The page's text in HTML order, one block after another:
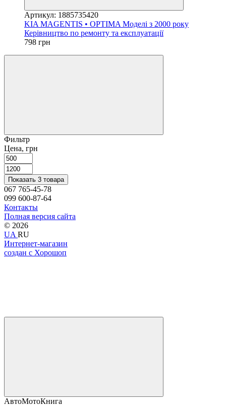
Артикул: 1885735420
KIA MAGENTIS • OPTIMA Моделі з 2000 року
Керівництво по ремонту та експлуатації
798 грн
Фильтр
Цена, грн
Показать 3 товара
067 765-45-78
099 600-87-64
Контакты
Полная версия сайта
© 2026
UA RU
Интернет-магазин
создан с Хорошоп
АвтоМотоКнига